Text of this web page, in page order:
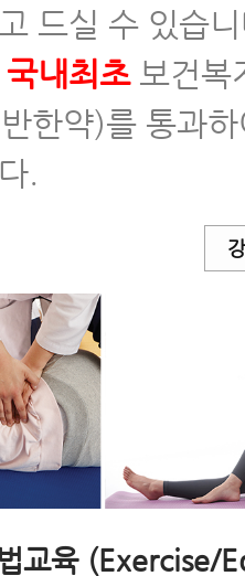
드실 수 있습
국내최초보건복
한약)를 통과
.
교육 (Exercise/